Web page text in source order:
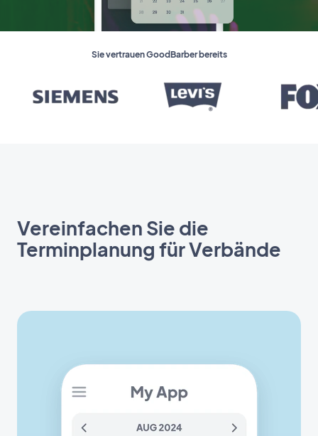
Sie vertrauen GoodBarber bereits
Vereinfachen Sie die
Terminplanung für Verbände